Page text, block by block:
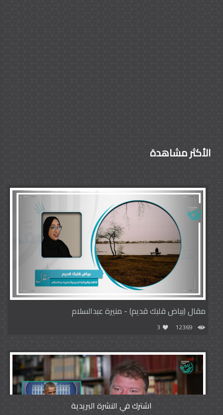
الأكثر مشاهدة
مقال (بياض قلبك قديم) - منيرة عبدالسلام
12369
3
اشترك في النشرة البريدية